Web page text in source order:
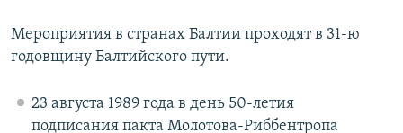
Мероприятия в странах Балтии проходят в 31-ю
годовщину Балтийского пути.
23 августа 1989 года в день 50-летия
подписания пакта Молотова-Риббентропа